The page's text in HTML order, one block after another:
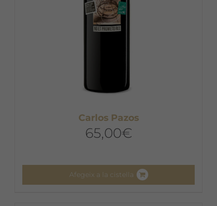
Carlos Pazos
65,00€
Afegeix a la cistella